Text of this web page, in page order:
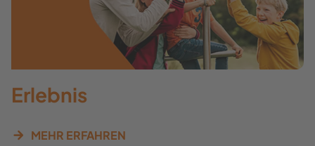
Erlebnis
MEHR ERFAHREN